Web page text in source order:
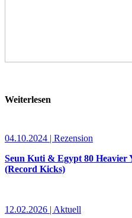
Weiterlesen
04.10.2024 | Rezension
Seun Kuti & Egypt 80 Heavier
(Record Kicks)
12.02.2026 | Aktuell